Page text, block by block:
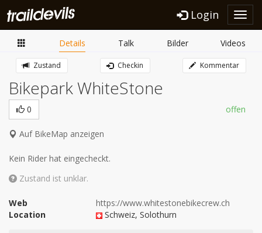
Login
Details Talk Bilder Videos
Zustand Checkin Kommentar
Bikepark WhiteStone
0 offen
Auf BikeMap anzeigen
Kein Rider hat eingecheckt.
Zustand ist unklar.
Web
https://www.whitestonebikecrew.ch
Location
Schweiz, Solothurn